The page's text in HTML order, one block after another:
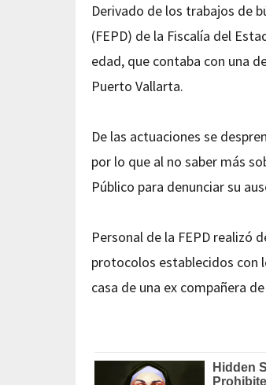
Derivado de los trabajos de
(FEPD) de la Fiscalía del
edad, que contaba con una
Puerto Vallarta.
De las actuaciones se
por lo que al no saber más
Público para denunciar su
Personal de la FEPD realizó
protocolos establecidos con
casa de una ex compañera